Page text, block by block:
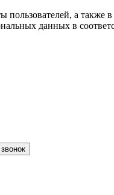
пользователей, а
данных в